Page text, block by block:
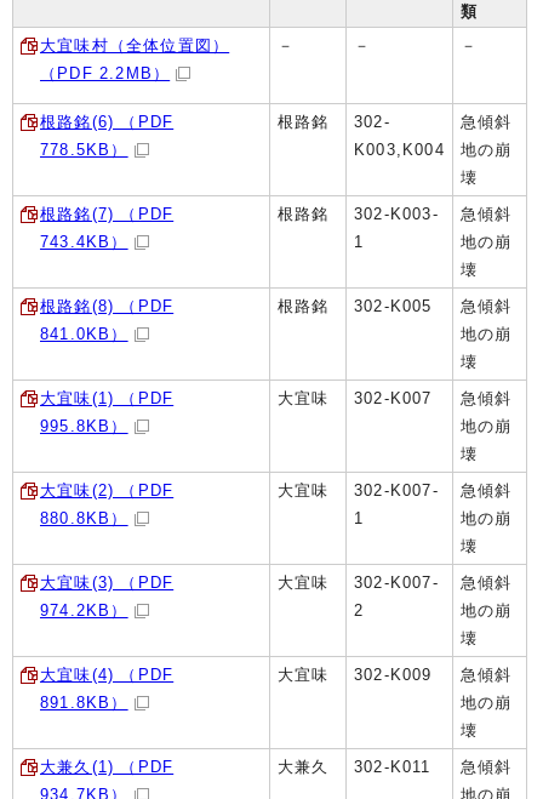
類
大宜味村（全体位置図）
（PDF 2.2MB）
－ － －
根路銘(6) （PDF
778.5KB）
根路銘
302-
K003,K004
急傾斜
地の崩
壊
根路銘(7) （PDF
743.4KB）
根路銘
302-K003-
1
急傾斜
地の崩
壊
根路銘(8) （PDF
841.0KB）
根路銘 302-K005
急傾斜
地の崩
壊
大宜味(1) （PDF
995.8KB）
大宜味 302-K007
急傾斜
地の崩
壊
大宜味(2) （PDF
880.8KB）
大宜味
302-K007-
1
急傾斜
地の崩
壊
大宜味(3) （PDF
974.2KB）
大宜味
302-K007-
2
急傾斜
地の崩
壊
大宜味(4) （PDF
891.8KB）
大宜味 302-K009
急傾斜
地の崩
壊
大兼久(1) （PDF
934.7KB）
大兼久 302-K011
急傾斜
地の崩